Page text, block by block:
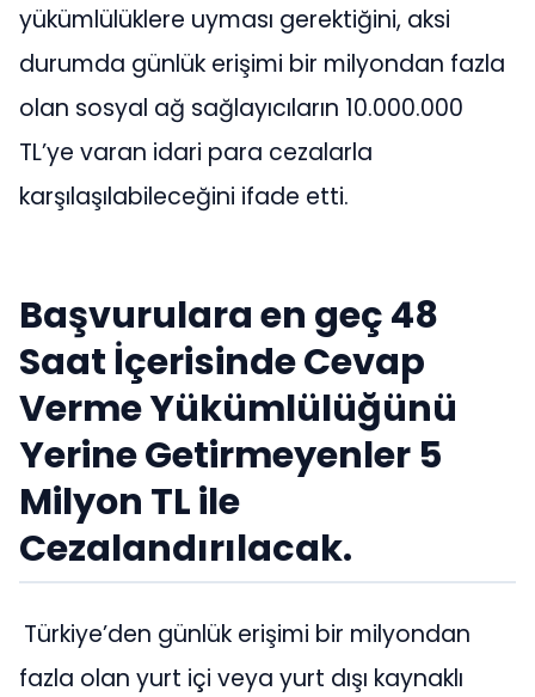
yükümlülüklere uyması gerektiğini, aksi
durumda günlük erişimi bir milyondan fazla
olan sosyal ağ sağlayıcıların 10.000.000
TL’ye varan idari para cezalarla
karşılaşılabileceğini ifade etti.
Başvurulara en geç 48
Saat İçerisinde Cevap
Verme Yükümlülüğünü
Yerine Getirmeyenler 5
Milyon TL ile
Cezalandırılacak.
Türkiye’den günlük erişimi bir milyondan
fazla olan yurt içi veya yurt dışı kaynaklı